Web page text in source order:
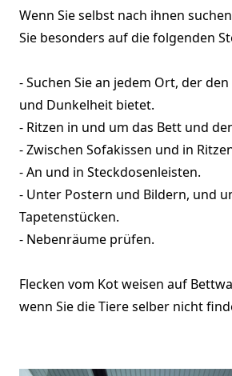
Wenn Sie selbst nach ihnen
Sie besonders auf die folgenden
- Suchen Sie an jedem Ort, der
und Dunkelheit bietet.
- Ritzen in und um das Bett und
- Zwischen Sofakissen und in
- An und in Steckdosenleisten.
- Unter Postern und Bildern, und
Tapetenstücken.
- Nebenräume prüfen.
Flecken vom Kot weisen auf
wenn Sie die Tiere selber nicht